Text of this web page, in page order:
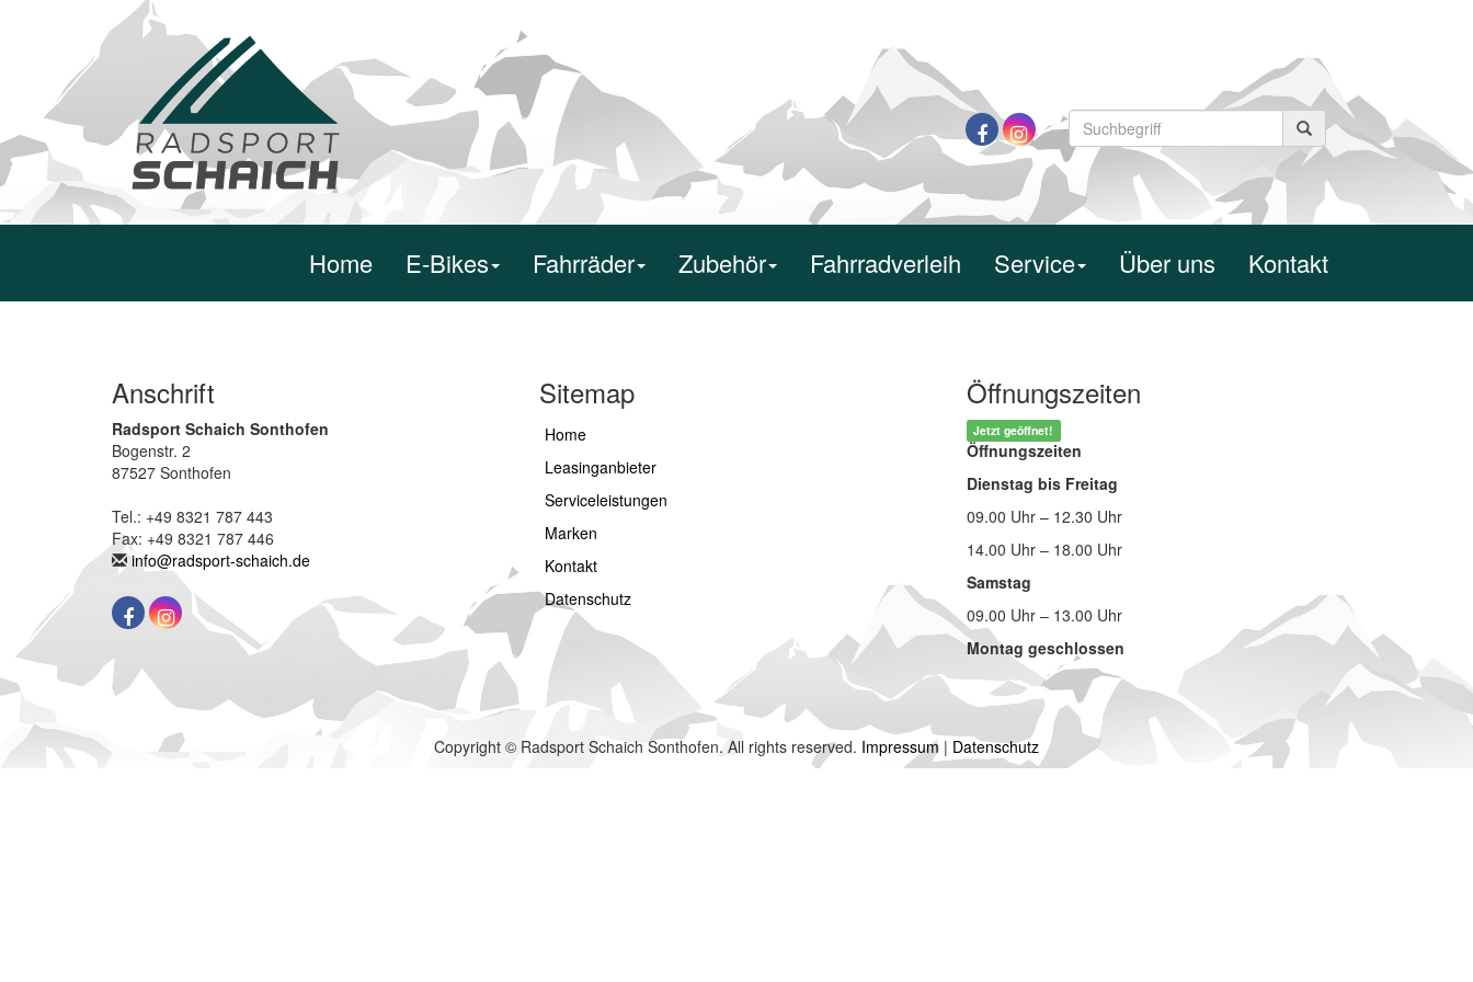
Home E-Bikes Fahrräder Zubehör Fahrradverleih Service Über uns Kontakt
Anschrift
Radsport Schaich Sonthofen
Bogenstr. 2
87527 Sonthofen
Tel.: +49 8321 787 443
Fax: +49 8321 787 446
info@radsport-schaich.de
Sitemap
Home
Leasinganbieter
Serviceleistungen
Marken
Kontakt
Datenschutz
Öffnungszeiten
Jetzt geöffnet!
Öffnungszeiten
Dienstag bis Freitag
09.00 Uhr – 12.30 Uhr
14.00 Uhr – 18.00 Uhr
Samstag
09.00 Uhr – 13.00 Uhr
Montag geschlossen
Copyright © Radsport Schaich Sonthofen. All rights reserved. Impressum | Datenschutz